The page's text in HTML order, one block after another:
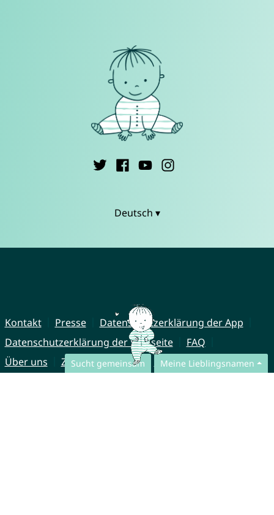
Sucht gemeinsam Meine Lieblingsnamen
Deutsch ▾
Kontakt Presse
Datenschutzerklärung der App
Datenschutzerklärung der Webseite
FAQ
Über uns
Zusammenarbeit Impressum